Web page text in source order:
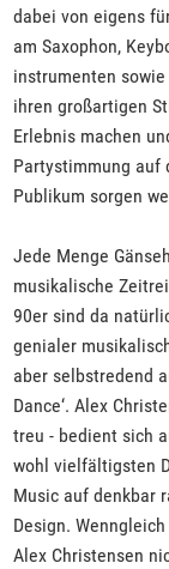
dabei von eigens
am Saxophon,
instrumenten
ihren großartigen
Erlebnis machen
Partystimmung auf
Publikum sorgen
Jede Menge
musikalische
90er sind da
genialer
aber selbstredend
Dance‘. Alex
treu - bedient sich
wohl vielfältigsten
Music auf denkbar
Design.
Alex Christensen